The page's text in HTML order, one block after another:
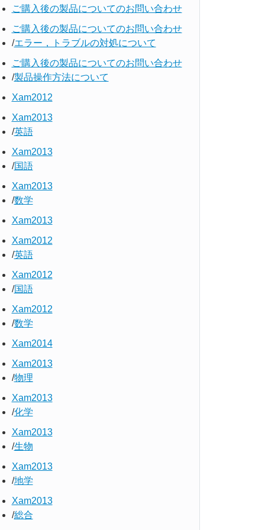
ご購入後の製品についてのお問い合わせ
ご購入後の製品についてのお問い合わせ
エラー，トラブルの対処について
ご購入後の製品についてのお問い合わせ
製品操作方法について
Xam2012
Xam2013
英語
Xam2013
国語
Xam2013
数学
Xam2013
Xam2012
英語
Xam2012
国語
Xam2012
数学
Xam2014
Xam2013
物理
Xam2013
化学
Xam2013
生物
Xam2013
地学
Xam2013
総合